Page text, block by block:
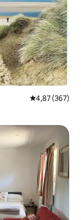
Priemerné
4,87 (367)